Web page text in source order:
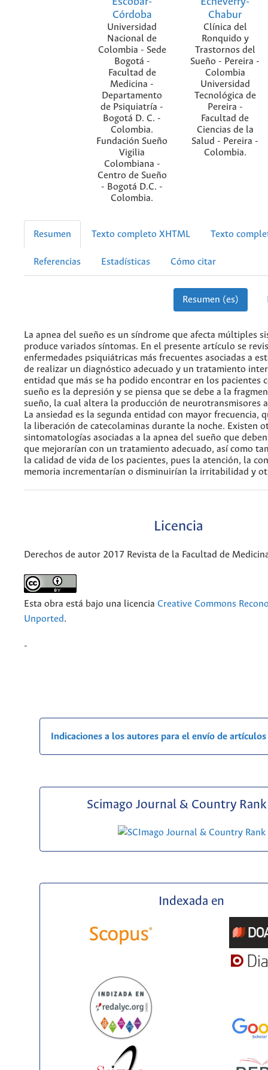
Córdoba
Universidad
Nacional de
Colombia - Sede
Bogotá -
Facultad de
Medicina -
Departamento
de Psiquiatría -
Bogotá D. C. -
Colombia.
Fundación Sueño
Vigilia
Colombiana -
Centro de Sueño
- Bogotá D.C. -
Colombia.
Chabur
Clínica del
Ronquido y
Trastornos del
Sueño - Pereira -
Colombia
Universidad
Tecnológica de
Pereira -
Facultad de
Ciencias de la
Salud - Pereira -
Colombia.
Resumen Texto completo XHTML Texto
Referencias Estadísticas Cómo citar
Resumen (es)
La apnea del sueño es un síndrome que afecta múltiples
produce variados síntomas. En el presente artículo se
enfermedades psiquiátricas más frecuentes asociadas a
de realizar un diagnóstico adecuado y un tratamiento
entidad que más se ha podido encontrar en los pacientes
sueño es la depresión y se piensa que se debe a la
sueño, la cual altera la producción de neurotransmisores
La ansiedad es la segunda entidad con mayor frecuencia,
la liberación de catecolaminas durante la noche. Existen
sintomatologías asociadas a la apnea del sueño que
que mejorarían con un tratamiento adecuado, así como
la calidad de vida de los pacientes, pues la atención, la
memoria incrementarían o disminuirían la irritabilidad y
Licencia
Derechos de autor 2017 Revista de la Facultad de
Esta obra está bajo una licencia Creative Commons
Unported.
-
Indicaciones a los autores para el envío de artículos
Scimago Journal & Country Rank
Indexada en